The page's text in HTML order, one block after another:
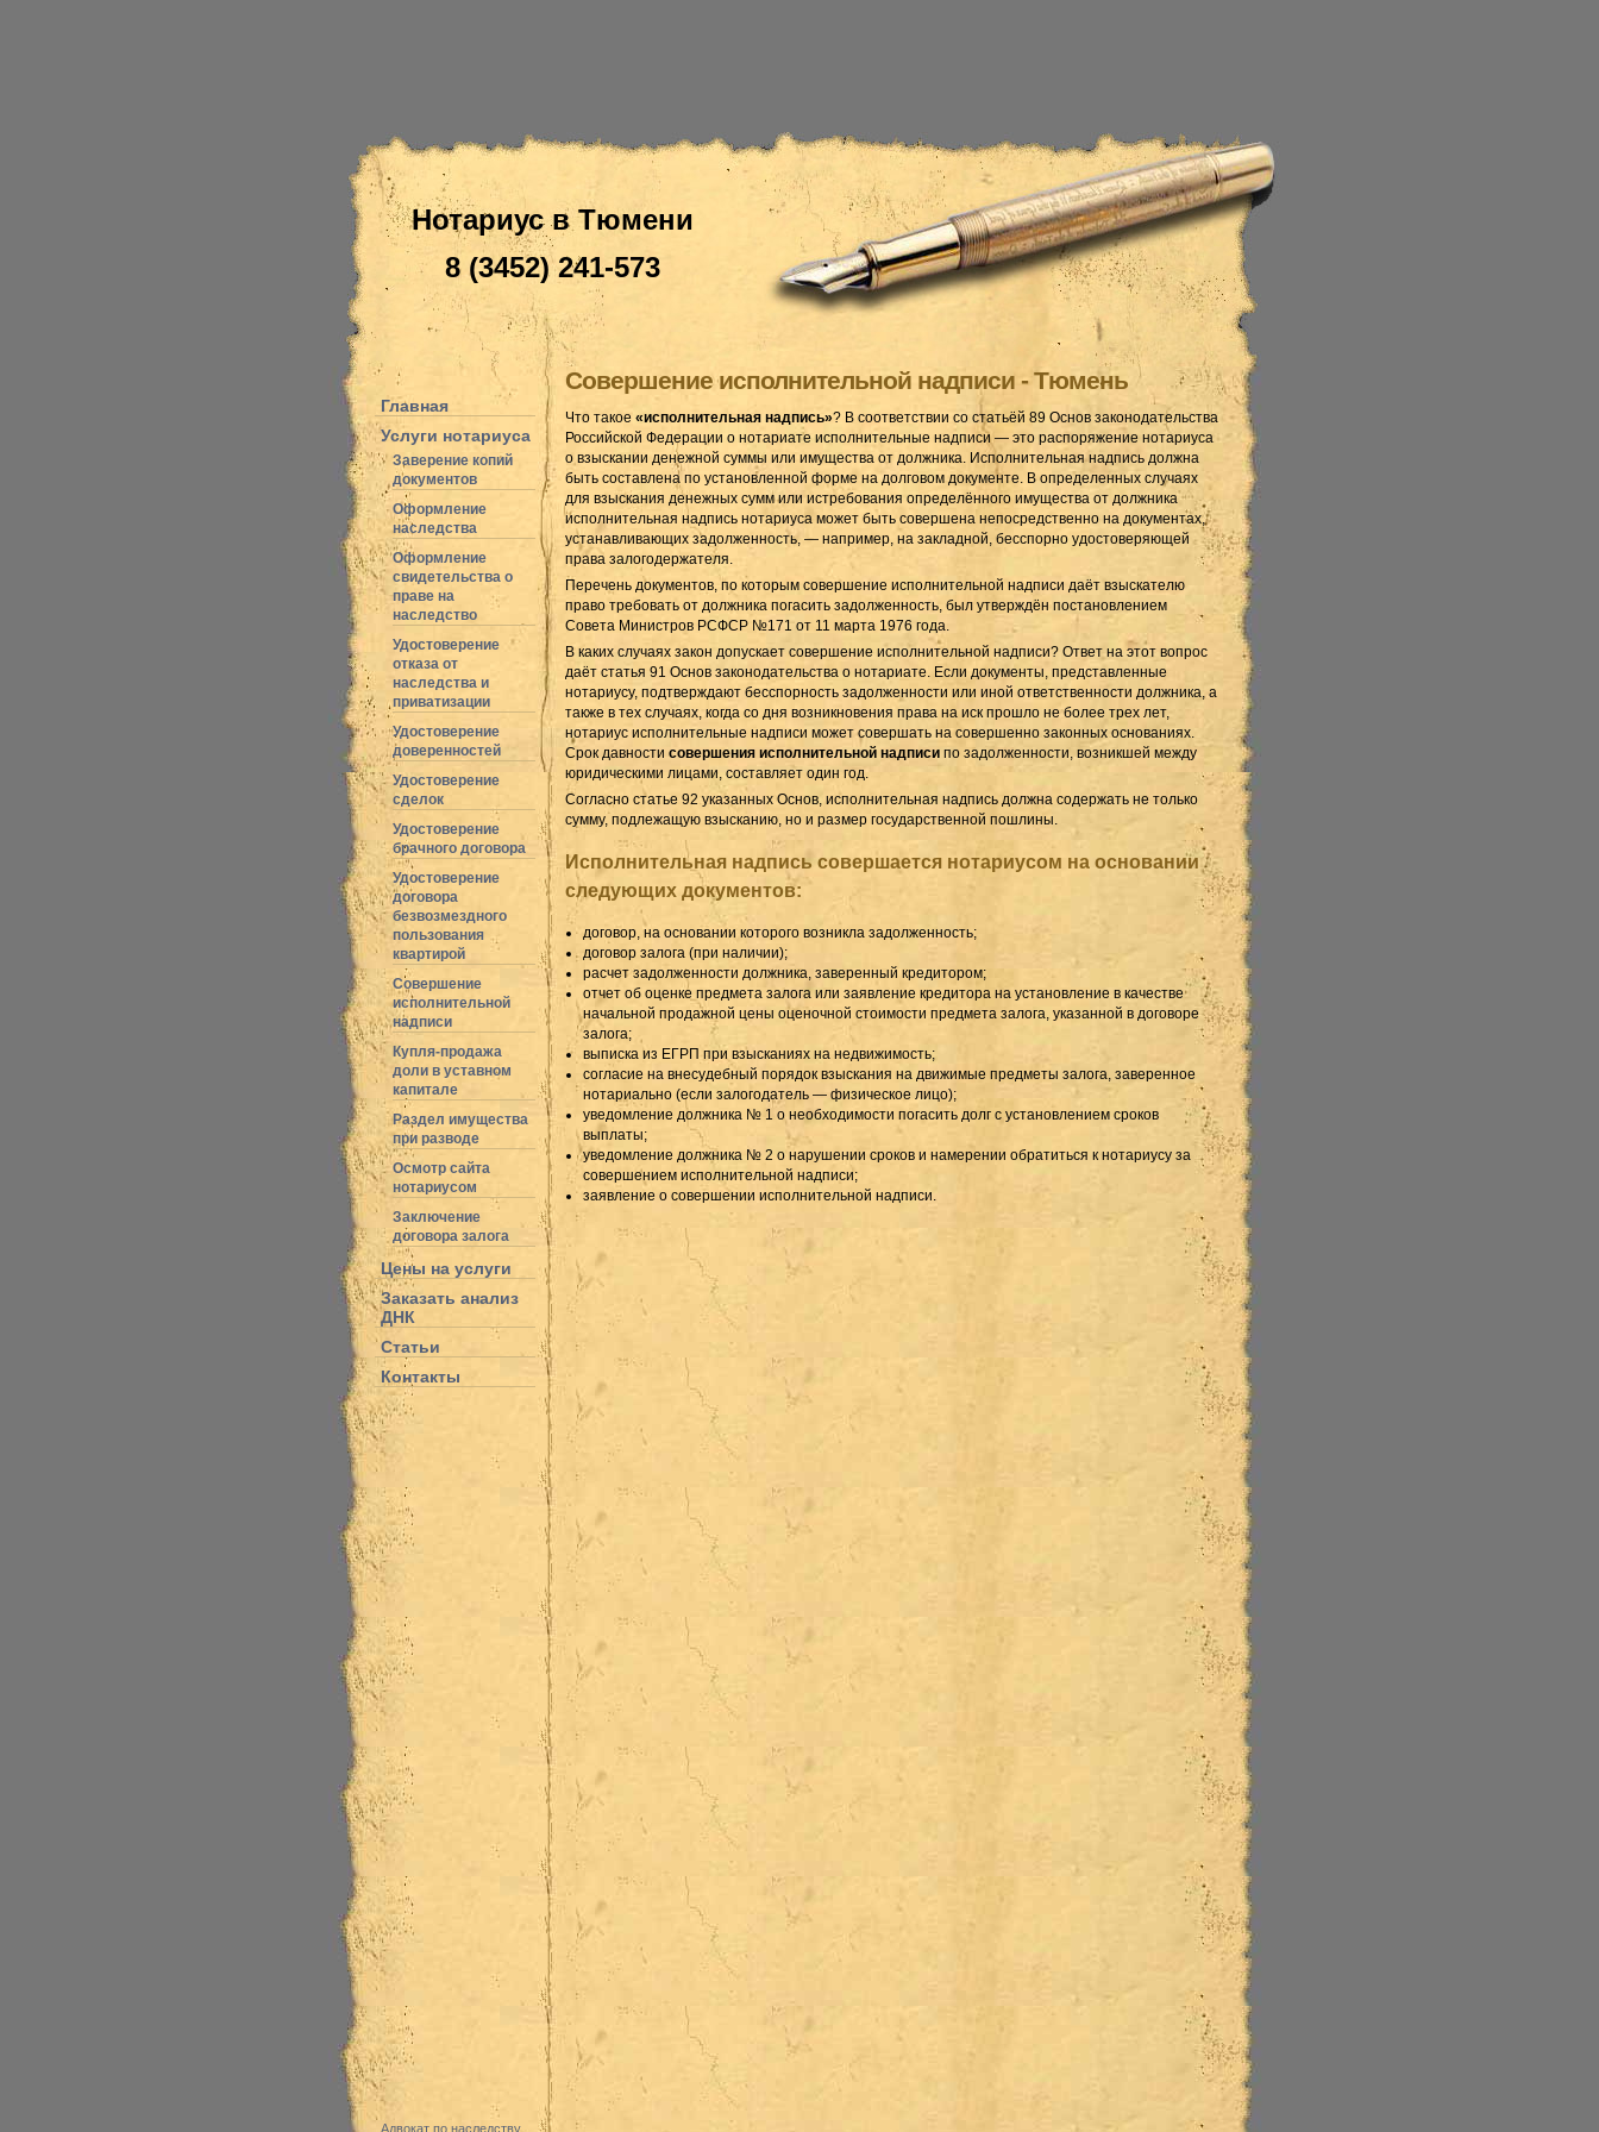
Нотариус в Тюмени
8 (3452) 241-573
Совершение исполнительной надписи - Тюмень
Что такое «исполнительная надпись»? В соответствии со статьёй 89 Основ законодательства
Российской Федерации о нотариате исполнительные надписи — это распоряжение нотариуса
о взыскании денежной суммы или имущества от должника. Исполнительная надпись должна
быть составлена по установленной форме на долговом документе. В определенных случаях
для взыскания денежных сумм или истребования определённого имущества от должника
исполнительная надпись нотариуса может быть совершена непосредственно на документах,
устанавливающих задолженность, — например, на закладной, бесспорно удостоверяющей
права залогодержателя.
Перечень документов, по которым совершение исполнительной надписи даёт взыскателю
право требовать от должника погасить задолженность, был утверждён постановлением
Совета Министров РСФСР №171 от 11 марта 1976 года.
В каких случаях закон допускает совершение исполнительной надписи? Ответ на этот вопрос
даёт статья 91 Основ законодательства о нотариате. Если документы, представленные
нотариусу, подтверждают бесспорность задолженности или иной ответственности должника, а
также в тех случаях, когда со дня возникновения права на иск прошло не более трех лет,
нотариус исполнительные надписи может совершать на совершенно законных основаниях.
Срок давности совершения исполнительной надписипо задолженности, возникшей между
юридическими лицами, составляет один год.
Согласно статье 92 указанных Основ, исполнительная надпись должна содержать не только
сумму, подлежащую взысканию, но и размер государственной пошлины.
Исполнительная надпись совершается нотариусом на основании
следующих документов:
договор, на основании которого возникла задолженность;
договор залога (при наличии);
расчет задолженности должника, заверенный кредитором;
отчет об оценке предмета залога или заявление кредитора на установление в качестве
начальной продажной цены оценочной стоимости предмета залога, указанной в договоре
залога;
выписка из ЕГРП при взысканиях на недвижимость;
согласие на внесудебный порядок взыскания на движимые предметы залога, заверенное
нотариально (если залогодатель — физическое лицо);
уведомление должника № 1 о необходимости погасить долг с установлением сроков
выплаты;
уведомление должника № 2 о нарушении сроков и намерении обратиться к нотариусу за
совершением исполнительной надписи;
заявление о совершении исполнительной надписи.
Главная
Услуги нотариуса
Заверение копий
документов
Оформление
наследства
Оформление
свидетельства о
праве на
наследство
Удостоверение
отказа от
наследства и
приватизации
Удостоверение
доверенностей
Удостоверение
сделок
Удостоверение
брачного договора
Удостоверение
договора
безвозмездного
пользования
квартирой
Совершение
исполнительной
надписи
Купля-продажа
доли в уставном
капитале
Раздел имущества
при разводе
Осмотр сайта
нотариусом
Заключение
договора залога
Цены на услуги
Заказать анализ
ДНК
Статьи
Контакты
Адвокат по наследству,